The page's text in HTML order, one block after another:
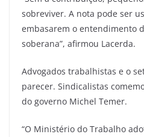
sobreviver. A nota pode ser
embasarem o entendimento
soberana”, afirmou Lacerda.
Advogados trabalhistas e o
parecer. Sindicalistas
do governo Michel Temer.
“O Ministério do Trabalho